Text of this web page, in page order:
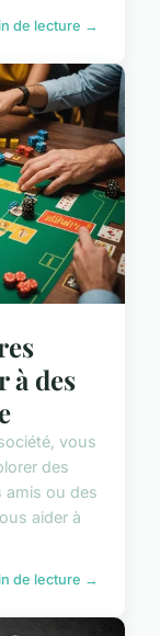
de lecture →
à des
vous
des
amis ou des
aider à
de lecture →